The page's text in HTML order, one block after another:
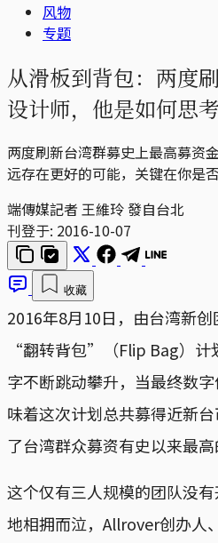
风物
专题
从滑板到背包：两度
设计师，他是如何思考
两度刷新台湾群募史上最高募资
远存在更好的可能，关键在你是
端傳媒記者 王維玲 發自台北
刊登于: 2016-10-07
收藏
2016年8月10日，由台湾新
“翻转背包”（Flip Bag）计
字不断跳动攀升，当最终数
味着这次计划总共募得近新
了台湾群众募资有史以来最高
这个仅有三人规模的团队没
地相拥而泣，Allrover创办人